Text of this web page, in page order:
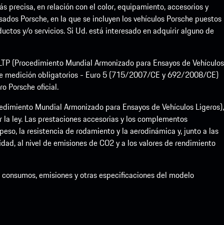
precisa, en relación con el color, equipamiento, accesorios y
Porsche, en la que se incluyen los vehículos Porsche puestos
y/o servicios. Si Ud. está interesado en adquirir alguno de
(Procedimiento Mundial Armonizado para Ensayos de Vehículos
medición obligatorios - Euro 5 (715/2007/CE y 692/2008/CE)
Porsche oficial.
Mundial Armonizado para Ensayos de Vehículos Ligeros),
ley. Las prestaciones accesorias y los complementos
la resistencia de rodamiento y la aerodinámica y, junto a las
al nivel de emisiones de CO2 y a los valores de rendimiento
emisiones y otras especificaciones del modelo